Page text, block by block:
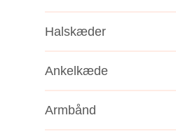
Halskæder
Ankelkæde
Armbånd